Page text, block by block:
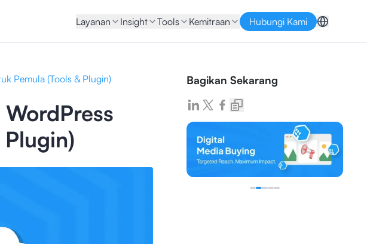
Layanan Insight Tools Kemitraan Hubungi Kami
Pemula (Tools & Plugin) Bagikan Sekarang